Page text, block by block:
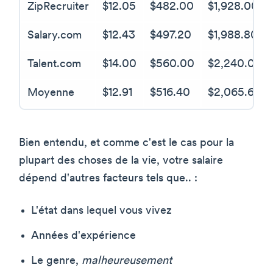
ZipRecruiter $12.05 $482.00 $1,928.00
Salary.com $12.43 $497.20 $1,988.80
Talent.com $14.00 $560.00 $2,240.00
Moyenne $12.91 $516.40 $2,065.60
Bien entendu, et comme c'est le cas pour la
plupart des choses de la vie, votre salaire
dépend d'autres facteurs tels que.. :
L'état dans lequel vous vivez
Années d'expérience
Le genre, malheureusement